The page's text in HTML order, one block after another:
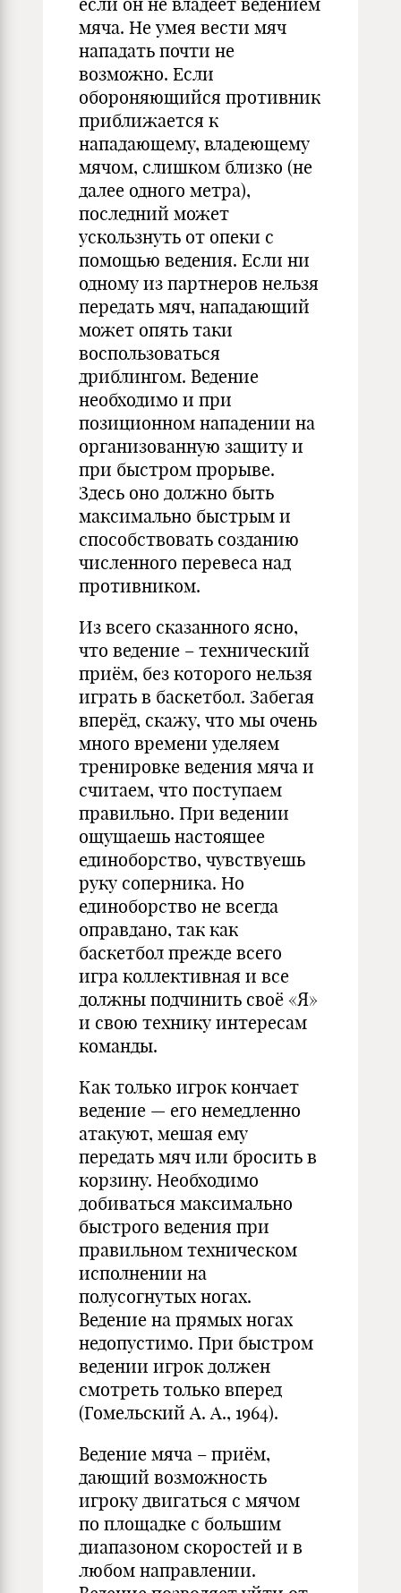
мяча. Не умея вести мяч
нападать почти не
возможно. Если
обороняющийся противник
приближается к
нападающему, владеющему
мячом, слишком близко (не
далее одного метра),
последний может
ускользнуть от опеки с
помощью ведения. Если ни
одному из партнеров нельзя
передать мяч, нападающий
может опять таки
воспользоваться
дриблингом. Ведение
необходимо и при
позиционном нападении на
организованную защиту и
при быстром прорыве.
Здесь оно должно быть
максимально быстрым и
способствовать созданию
численного перевеса над
противником.
Из всего сказанного ясно,
что ведение – технический
приём, без которого нельзя
играть в баскетбол. Забегая
вперёд, скажу, что мы очень
много времени уделяем
тренировке ведения мяча и
считаем, что поступаем
правильно. При ведении
ощущаешь настоящее
единоборство, чувствуешь
руку соперника. Но
единоборство не всегда
оправдано, так как
баскетбол прежде всего
игра коллективная и все
должны подчинить своё «Я»
и свою технику интересам
команды.
Как только игрок кончает
ведение — его немедленно
атакуют, мешая ему
передать мяч или бросить в
корзину. Необходимо
добиваться максимально
быстрого ведения при
правильном техническом
исполнении на
полусогнутых ногах.
Ведение на прямых ногах
недопустимо. При быстром
ведении игрок должен
смотреть только вперед
(Гомельский А. А., 1964).
Ведение мяча – приём,
дающий возможность
игроку двигаться с мячом
по площадке с большим
диапазоном скоростей и в
любом направлении.